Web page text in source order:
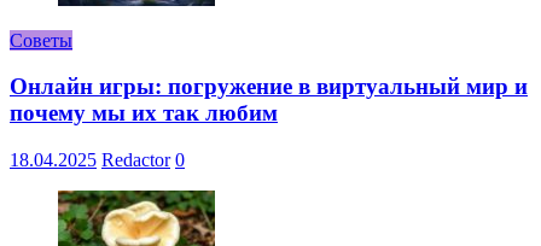
Советы
Онлайн игры: погружение в виртуальный мир и
почему мы их так любим
18.04.2025 Redactor 0